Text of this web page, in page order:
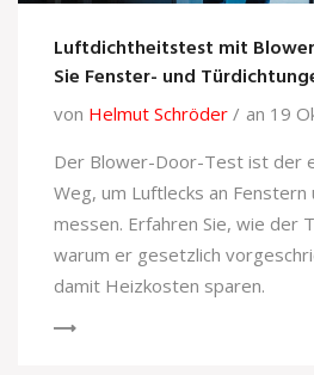
Luftdichtheitstest mit
Sie Fenster- und
von Helmut Schröder
an 19
Der Blower-Door-Test ist der
Weg, um Luftlecks an Fenstern
messen. Erfahren Sie, wie der
warum er gesetzlich
damit Heizkosten sparen.